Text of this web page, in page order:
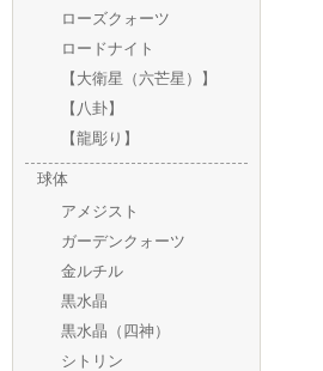
ローズクォーツ
ロードナイト
【大衛星（六芒星）】
【八卦】
【龍彫り】
球体
アメジスト
ガーデンクォーツ
金ルチル
黒水晶
黒水晶（四神）
シトリン